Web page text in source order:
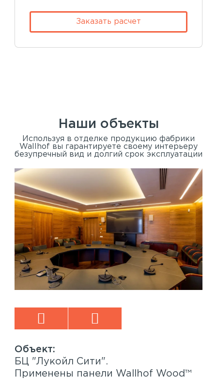
Заказать расчет
Наши объекты
Используя в отделке продукцию фабрики
Wallhof вы гарантируете своему интерьеру
безупречный вид и долгий срок эксплуатации
БЦ "Лукойл Сити".
Применены панели Wallhof Wood™